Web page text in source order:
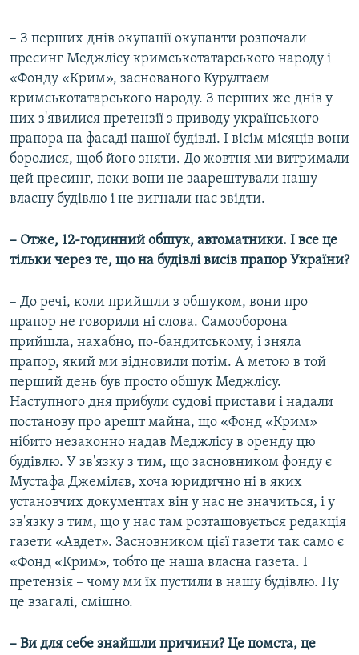
– З перших днів окупації окупанти розпочали
пресинг Меджлісу кримськотатарського народу і
«Фонду «Крим», заснованого Курултаєм
кримськотатарського народу. З перших же днів у
них з'явилися претензії з приводу українського
прапора на фасаді нашої будівлі. І вісім місяців вони
боролися, щоб його зняти. До жовтня ми витримали
цей пресинг, поки вони не заарештували нашу
власну будівлю і не вигнали нас звідти.
– Отже, 12-годинний обшук, автоматники. І все це
тільки через те, що на будівлі висів прапор України?
– До речі, коли прийшли з обшуком, вони про
прапор не говорили ні слова. Самооборона
прийшла, нахабно, по-бандитському, і зняла
прапор, який ми відновили потім. А метою в той
перший день був просто обшук Меджлісу.
Наступного дня прибули судові пристави і надали
постанову про арешт майна, що «Фонд «Крим»
нібито незаконно надав Меджлісу в оренду цю
будівлю. У зв'язку з тим, що засновником фонду є
Мустафа Джемілєв, хоча юридично ні в яких
установчих документах він у нас не значиться, і у
зв'язку з тим, що у нас там розташовується редакція
газети «Авдет». Засновником цієї газети так само є
«Фонд «Крим», тобто це наша власна газета. І
претензія – чому ми їх пустили в нашу будівлю. Ну
це взагалі, смішно.
– Ви для себе знайшли причини? Це помста, це